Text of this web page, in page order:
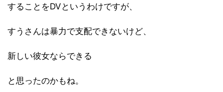
することをDVというわけですが、
すうさんは暴力で支配できないけど、
新しい彼女ならできる
と思ったのかもね。